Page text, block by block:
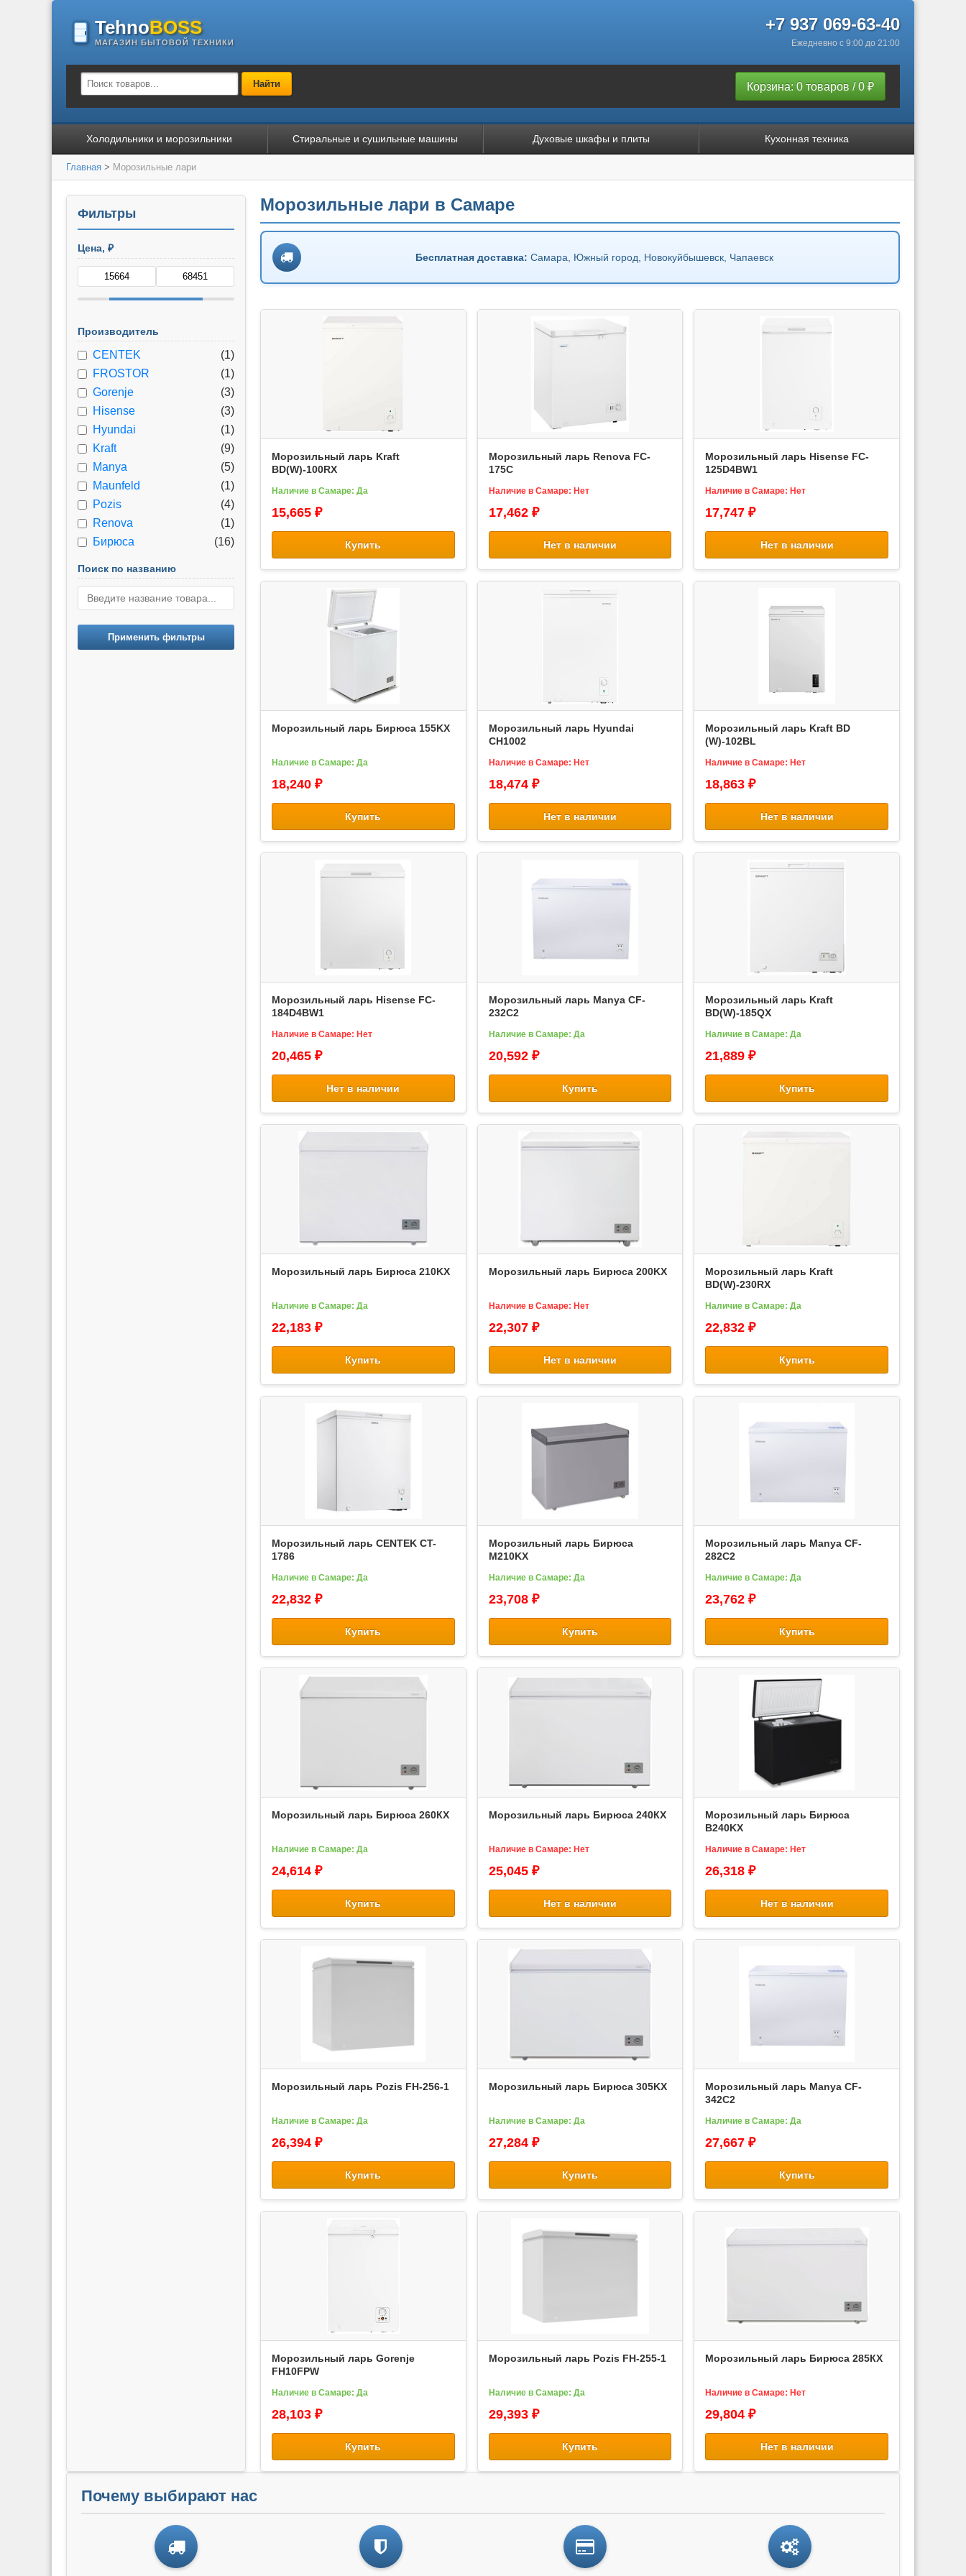
TehnoBOSS
МАГАЗИН БЫТОВОЙ ТЕХНИКИ
+7 937 069-63-40
Ежедневно с 9:00 до 21:00
Найти Корзина: 0 товаров / 0 ₽
Холодильники и морозильники Стиральные и сушильные машины Духовые шкафы и плиты Кухонная техника
Главная > Морозильные лари
Фильтры
Цена, ₽
Производитель
CENTEK
(1)
FROSTOR
(1)
Gorenje
(3)
Hisense
(3)
Hyundai
(1)
Kraft
(9)
Manya
(5)
Maunfeld
(1)
Pozis
(4)
Renova
(1)
Бирюса
(16)
Поиск по названию
Применить фильтры
Морозильные лари в Самаре
Бесплатная доставка: Самара, Южный город, Новокуйбышевск, Чапаевск
Морозильный ларь Kraft
BD(W)-100RX
Наличие в Самаре: Да
15,665 ₽
Купить
Морозильный ларь Renova FC-
175C
Наличие в Самаре: Нет
17,462 ₽
Нет в наличии
Морозильный ларь Hisense FC-
125D4BW1
Наличие в Самаре: Нет
17,747 ₽
Нет в наличии
Морозильный ларь Бирюса 155KX
Наличие в Самаре: Да
18,240 ₽
Купить
Морозильный ларь Hyundai
CH1002
Наличие в Самаре: Нет
18,474 ₽
Нет в наличии
Морозильный ларь Kraft BD
(W)-102BL
Наличие в Самаре: Нет
18,863 ₽
Нет в наличии
Морозильный ларь Hisense FC-
184D4BW1
Наличие в Самаре: Нет
20,465 ₽
Нет в наличии
Морозильный ларь Manya CF-
232C2
Наличие в Самаре: Да
20,592 ₽
Купить
Морозильный ларь Kraft
BD(W)-185QX
Наличие в Самаре: Да
21,889 ₽
Купить
Морозильный ларь Бирюса 210KX
Наличие в Самаре: Да
22,183 ₽
Купить
Морозильный ларь Бирюса 200KX
Наличие в Самаре: Нет
22,307 ₽
Нет в наличии
Морозильный ларь Kraft
BD(W)-230RX
Наличие в Самаре: Да
22,832 ₽
Купить
Морозильный ларь CENTEK CT-
1786
Наличие в Самаре: Да
22,832 ₽
Купить
Морозильный ларь Бирюса
M210KX
Наличие в Самаре: Да
23,708 ₽
Купить
Морозильный ларь Manya CF-
282C2
Наличие в Самаре: Да
23,762 ₽
Купить
Морозильный ларь Бирюса 260КХ
Наличие в Самаре: Да
24,614 ₽
Купить
Морозильный ларь Бирюса 240КХ
Наличие в Самаре: Нет
25,045 ₽
Нет в наличии
Морозильный ларь Бирюса
B240KX
Наличие в Самаре: Нет
26,318 ₽
Нет в наличии
Морозильный ларь Pozis FH-256-1
Наличие в Самаре: Да
26,394 ₽
Купить
Морозильный ларь Бирюса 305KX
Наличие в Самаре: Да
27,284 ₽
Купить
Морозильный ларь Manya CF-
342C2
Наличие в Самаре: Да
27,667 ₽
Купить
Морозильный ларь Gorenje
FH10FPW
Наличие в Самаре: Да
28,103 ₽
Купить
Морозильный ларь Pozis FH-255-1
Наличие в Самаре: Да
29,393 ₽
Купить
Морозильный ларь Бирюса 285КХ
Наличие в Самаре: Нет
29,804 ₽
Нет в наличии
Почему выбирают нас